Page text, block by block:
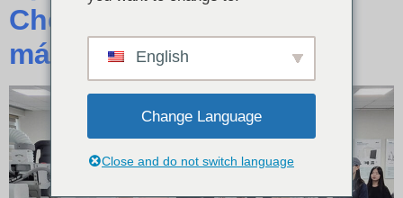
Cheongju đến thăm nhà
máy DRGEM Gimcheon
English
Change Language
Close and do not switch language